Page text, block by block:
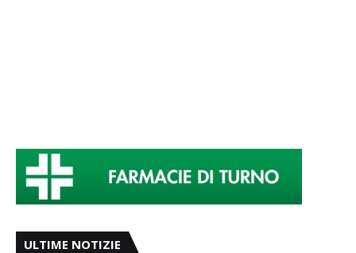
ULTIME NOTIZIE